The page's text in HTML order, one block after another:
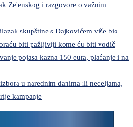
Zelenskog i razgovore o važnim
skupštine s Dajkovićem više bio
biti pažljiviji kome ću biti vodič
pojasa kazna 150 eura, plaćanje i na
u narednim danima ili nedeljama,
kampanje